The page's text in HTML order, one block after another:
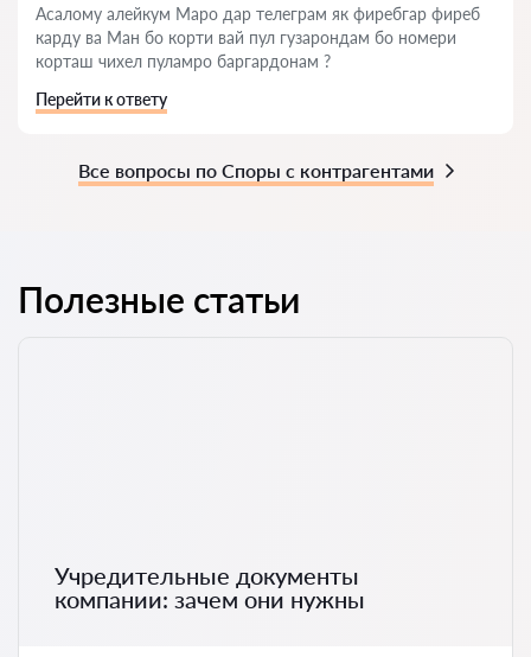
Асалому алейкум Маро дар телеграм як фиребгар фиреб
карду ва Ман бо корти вай пул гузарондам бо номери
корташ чихел пуламро баргардонам ?
Перейти к ответу
Все вопросы по Споры с контрагентами
Полезные статьи
Учредительные документы
компании: зачем они нужны